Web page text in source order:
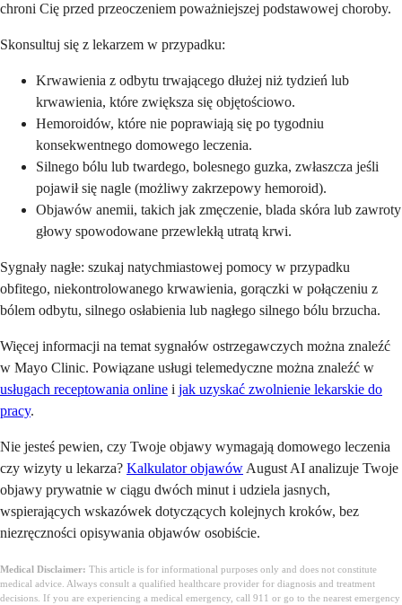
chroni Cię przed przeoczeniem poważniejszej podstawowej choroby.
Skonsultuj się z lekarzem w przypadku:
Krwawienia z odbytu trwającego dłużej niż tydzień lub
krwawienia, które zwiększa się objętościowo.
Hemoroidów, które nie poprawiają się po tygodniu
konsekwentnego domowego leczenia.
Silnego bólu lub twardego, bolesnego guzka, zwłaszcza jeśli
pojawił się nagle (możliwy zakrzepowy hemoroid).
Objawów anemii, takich jak zmęczenie, blada skóra lub zawroty
głowy spowodowane przewlekłą utratą krwi.
Sygnały nagłe: szukaj natychmiastowej pomocy w przypadku
obfitego, niekontrolowanego krwawienia, gorączki w połączeniu z
bólem odbytu, silnego osłabienia lub nagłego silnego bólu brzucha.
Więcej informacji na temat sygnałów ostrzegawczych można znaleźć
w Mayo Clinic. Powiązane usługi telemedyczne można znaleźć w
usługach receptowania online i jak uzyskać zwolnienie lekarskie do
pracy.
Nie jesteś pewien, czy Twoje objawy wymagają domowego leczenia
czy wizyty u lekarza? Kalkulator objawów August AI analizuje Twoje
objawy prywatnie w ciągu dwóch minut i udziela jasnych,
wspierających wskazówek dotyczących kolejnych kroków, bez
niezręczności opisywania objawów osobiście.
Medical Disclaimer: This article is for informational purposes only and does not constitute
medical advice. Always consult a qualified healthcare provider for diagnosis and treatment
decisions. If you are experiencing a medical emergency, call 911 or go to the nearest emergency